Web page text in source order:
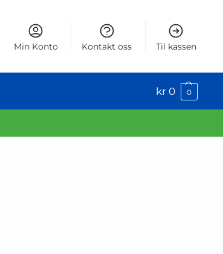
Min Konto Kontakt oss Til kassen
kr 0 0